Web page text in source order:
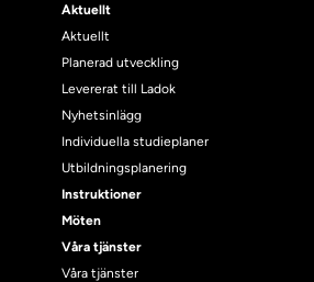
Aktuellt
Aktuellt
Planerad utveckling
Levererat till Ladok
Nyhetsinlägg
Individuella studieplaner
Utbildningsplanering
Instruktioner
Möten
Våra tjänster
Våra tjänster